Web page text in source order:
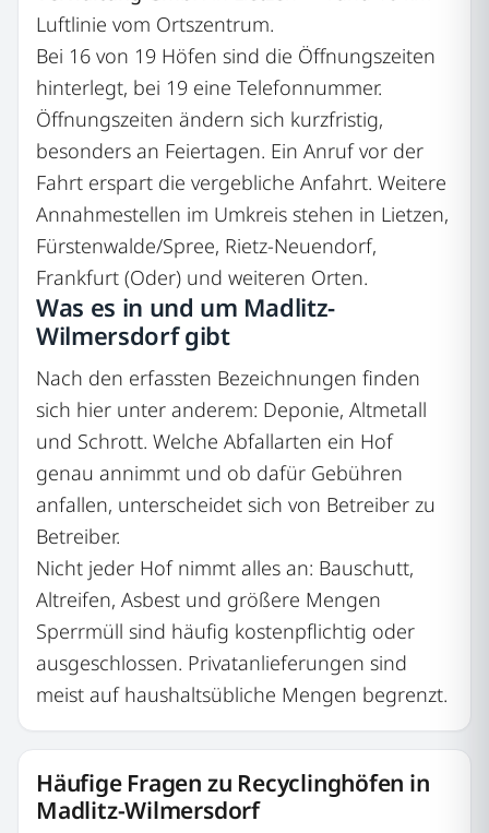
Luftlinie vom Ortszentrum.
Bei 16 von 19 Höfen sind die Öffnungszeiten
hinterlegt, bei 19 eine Telefonnummer.
Öffnungszeiten ändern sich kurzfristig,
besonders an Feiertagen. Ein Anruf vor der
Fahrt erspart die vergebliche Anfahrt. Weitere
Annahmestellen im Umkreis stehen in Lietzen,
Fürstenwalde/Spree, Rietz-Neuendorf,
Frankfurt (Oder) und weiteren Orten.
Was es in und um Madlitz-
Wilmersdorf gibt
Nach den erfassten Bezeichnungen finden
sich hier unter anderem: Deponie, Altmetall
und Schrott. Welche Abfallarten ein Hof
genau annimmt und ob dafür Gebühren
anfallen, unterscheidet sich von Betreiber zu
Betreiber.
Nicht jeder Hof nimmt alles an: Bauschutt,
Altreifen, Asbest und größere Mengen
Sperrmüll sind häufig kostenpflichtig oder
ausgeschlossen. Privatanlieferungen sind
meist auf haushaltsübliche Mengen begrenzt.
Häufige Fragen zu Recyclinghöfen in
Madlitz-Wilmersdorf